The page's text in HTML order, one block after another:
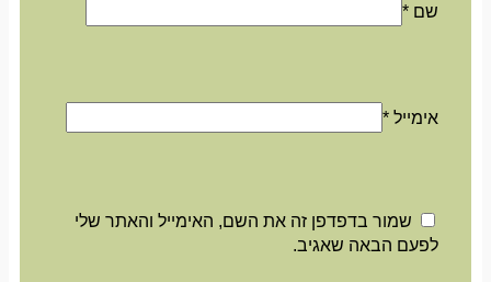
שם*
אימייל*
שמור בדפדפן זה את השם, האימייל והאתר שלי
לפעם הבאה שאגיב.